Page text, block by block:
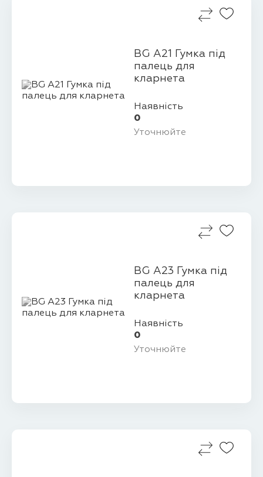
BG A21 Гумка під
палець для
кларнета
Наявність
0
Уточнюйте
BG A23 Гумка під
палець для
кларнета
Наявність
0
Уточнюйте